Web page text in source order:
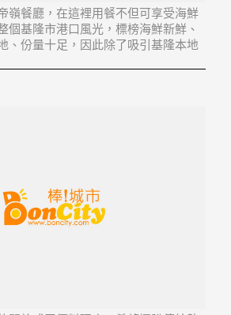
嶺餐廳，在這裡用餐不但可享受海鮮
個基隆市港口風光，標榜海鮮新鮮、
、份量十足，因此除了吸引基隆本地